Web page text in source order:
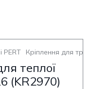
PERT Кріплення для труб
теплої
(KR2970)